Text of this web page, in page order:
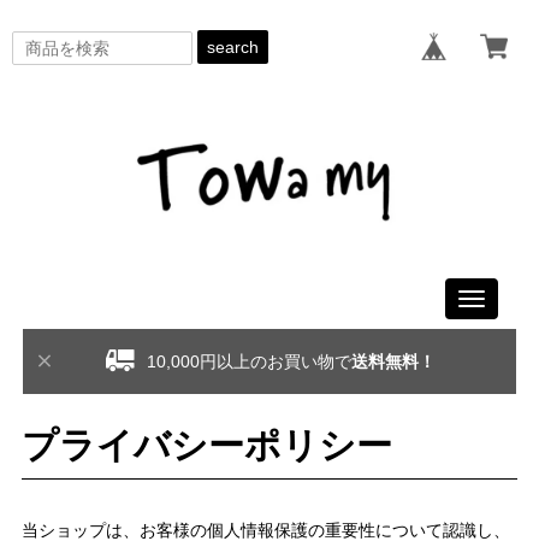
search
Toggle
10,000円以上のお買い物で送料無料！
プライバシーポリシー
当ショップは、お客様の個人情報保護の重要性について認識し、